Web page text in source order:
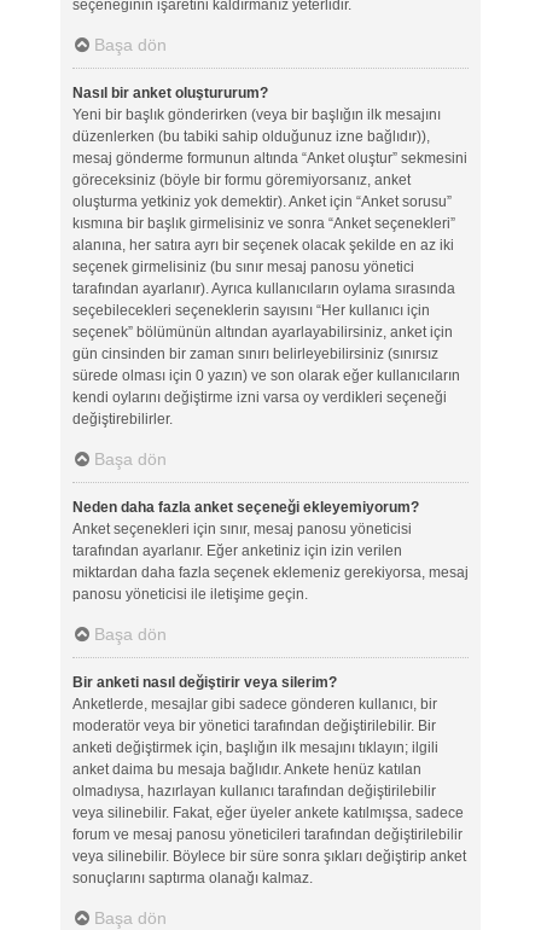
seçeneğinin işaretini kaldırmanız yeterlidir.
Başa dön
Nasıl bir anket oluştururum?
Yeni bir başlık gönderirken (veya bir başlığın ilk mesajını
düzenlerken (bu tabiki sahip olduğunuz izne bağlıdır)),
mesaj gönderme formunun altında “Anket oluştur” sekmesini
göreceksiniz (böyle bir formu göremiyorsanız, anket
oluşturma yetkiniz yok demektir). Anket için “Anket sorusu”
kısmına bir başlık girmelisiniz ve sonra “Anket seçenekleri”
alanına, her satıra ayrı bir seçenek olacak şekilde en az iki
seçenek girmelisiniz (bu sınır mesaj panosu yönetici
tarafından ayarlanır). Ayrıca kullanıcıların oylama sırasında
seçebilecekleri seçeneklerin sayısını “Her kullanıcı için
seçenek” bölümünün altından ayarlayabilirsiniz, anket için
gün cinsinden bir zaman sınırı belirleyebilirsiniz (sınırsız
sürede olması için 0 yazın) ve son olarak eğer kullanıcıların
kendi oylarını değiştirme izni varsa oy verdikleri seçeneği
değiştirebilirler.
Başa dön
Neden daha fazla anket seçeneği ekleyemiyorum?
Anket seçenekleri için sınır, mesaj panosu yöneticisi
tarafından ayarlanır. Eğer anketiniz için izin verilen
miktardan daha fazla seçenek eklemeniz gerekiyorsa, mesaj
panosu yöneticisi ile iletişime geçin.
Başa dön
Bir anketi nasıl değiştirir veya silerim?
Anketlerde, mesajlar gibi sadece gönderen kullanıcı, bir
moderatör veya bir yönetici tarafından değiştirilebilir. Bir
anketi değiştirmek için, başlığın ilk mesajını tıklayın; ilgili
anket daima bu mesaja bağlıdır. Ankete henüz katılan
olmadıysa, hazırlayan kullanıcı tarafından değiştirilebilir
veya silinebilir. Fakat, eğer üyeler ankete katılmışsa, sadece
forum ve mesaj panosu yöneticileri tarafından değiştirilebilir
veya silinebilir. Böylece bir süre sonra şıkları değiştirip anket
sonuçlarını saptırma olanağı kalmaz.
Başa dön